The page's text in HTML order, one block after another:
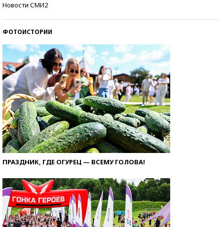
Новости СМИ2
ФОТОИСТОРИИ
ПРАЗДНИК, ГДЕ ОГУРЕЦ — ВСЕМУ ГОЛОВА!